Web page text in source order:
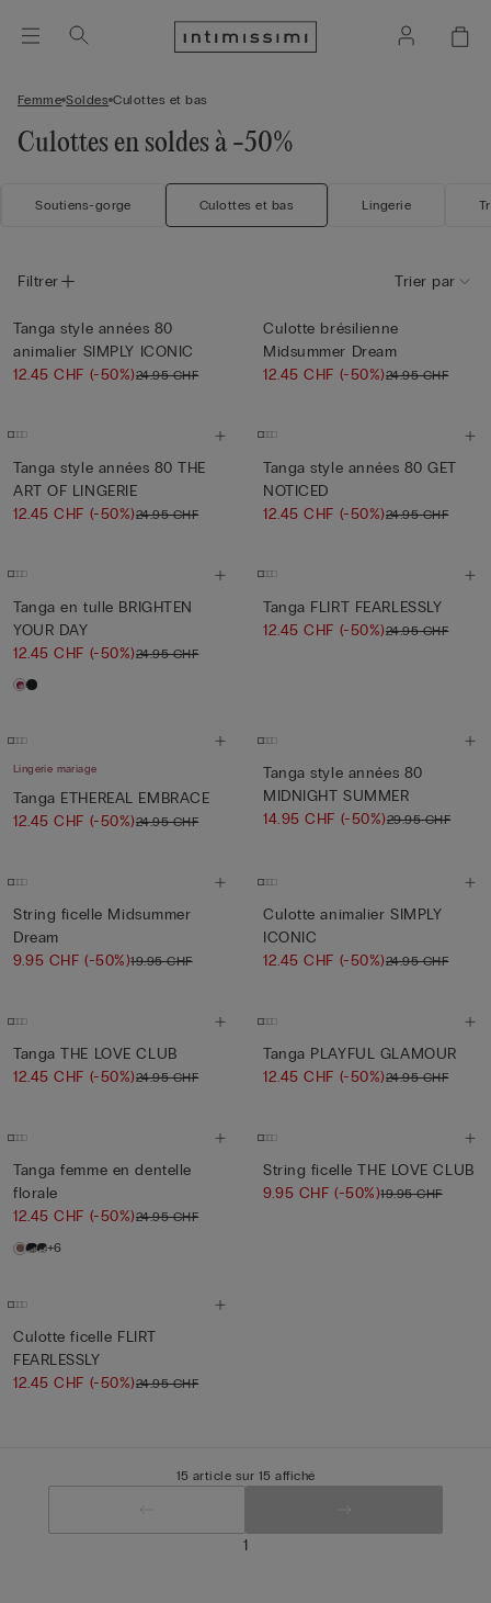
Femme Soldes Culottes et bas
Culottes en soldes à -50%
Soutiens-gorge Culottes et bas Lingerie
Filtrer Trier par
Tanga style années 80
animalier SIMPLY ICONIC
12.45 CHF (-50%)24.95 CHF
Culotte brésilienne
Midsummer Dream
12.45 CHF (-50%)24.95 CHF
Tanga style années 80 THE
ART OF LINGERIE
12.45 CHF (-50%)24.95 CHF
Tanga style années 80 GET
NOTICED
12.45 CHF (-50%)24.95 CHF
Tanga en tulle BRIGHTEN
YOUR DAY
12.45 CHF (-50%)24.95 CHF
Tanga FLIRT FEARLESSLY
12.45 CHF (-50%)24.95 CHF
Lingerie mariage
Tanga ETHEREAL EMBRACE
12.45 CHF (-50%)24.95 CHF
Tanga style années 80
MIDNIGHT SUMMER
14.95 CHF (-50%)29.95 CHF
String ficelle Midsummer
Dream
9.95 CHF(-50%)19.95 CHF
Culotte animalier SIMPLY
ICONIC
12.45 CHF (-50%)24.95 CHF
Tanga THE LOVE CLUB
12.45 CHF (-50%)24.95 CHF
Tanga PLAYFUL GLAMOUR
12.45 CHF (-50%)24.95 CHF
Tanga femme en dentelle
florale
12.45 CHF (-50%)24.95 CHF
+6
String ficelle THE LOVE CLUB
9.95 CHF(-50%)19.95 CHF
Culotte ficelle FLIRT
FEARLESSLY
12.45 CHF (-50%)24.95 CHF
15 article sur 15 affiché
1